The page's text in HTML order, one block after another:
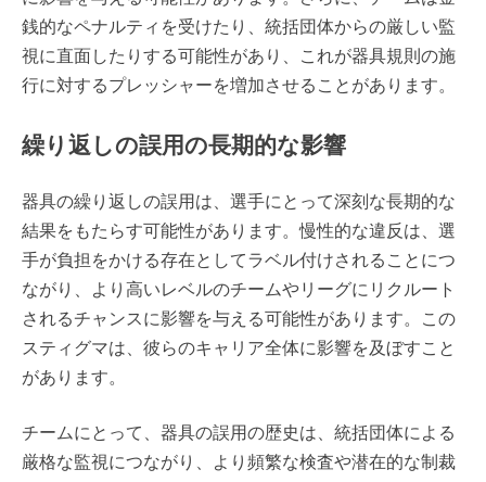
銭的なペナルティを受けたり、統括団体からの厳しい監
視に直面したりする可能性があり、これが器具規則の施
行に対するプレッシャーを増加させることがあります。
繰り返しの誤用の長期的な影響
器具の繰り返しの誤用は、選手にとって深刻な長期的な
結果をもたらす可能性があります。慢性的な違反は、選
手が負担をかける存在としてラベル付けされることにつ
ながり、より高いレベルのチームやリーグにリクルート
されるチャンスに影響を与える可能性があります。この
スティグマは、彼らのキャリア全体に影響を及ぼすこと
があります。
チームにとって、器具の誤用の歴史は、統括団体による
厳格な監視につながり、より頻繁な検査や潜在的な制裁